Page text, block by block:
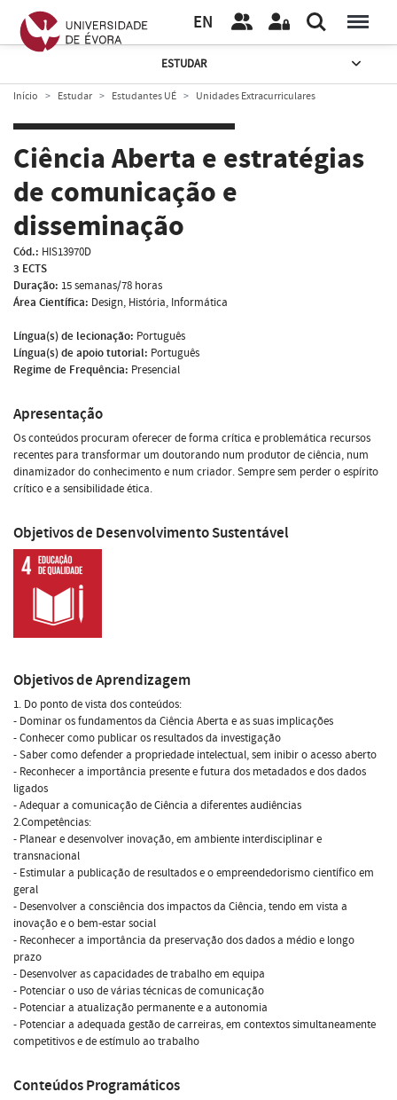
EN
ESTUDAR
Início Estudar Estudantes UÉ Unidades Extracurriculares
Ciência Aberta e estratégias
de comunicação e
disseminação
Cód.: HIS13970D
3 ECTS
Duração: 15 semanas/78 horas
Área Científica: Design, História, Informática
Língua(s) de lecionação: Português
Língua(s) de apoio tutorial: Português
Regime de Frequência: Presencial
Apresentação
Os conteúdos procuram oferecer de forma crítica e problemática recursos
recentes para transformar um doutorando num produtor de ciência, num
dinamizador do conhecimento e num criador. Sempre sem perder o espírito
crítico e a sensibilidade ética.
Objetivos de Desenvolvimento Sustentável
Objetivos de Aprendizagem
1. Do ponto de vista dos conteúdos:
- Dominar os fundamentos da Ciência Aberta e as suas implicações
- Conhecer como publicar os resultados da investigação
- Saber como defender a propriedade intelectual, sem inibir o acesso aberto
- Reconhecer a importância presente e futura dos metadados e dos dados
ligados
- Adequar a comunicação de Ciência a diferentes audiências
2.Competências:
- Planear e desenvolver inovação, em ambiente interdisciplinar e
transnacional
- Estimular a publicação de resultados e o empreendedorismo científico em
geral
- Desenvolver a consciência dos impactos da Ciência, tendo em vista a
inovação e o bem-estar social
- Reconhecer a importância da preservação dos dados a médio e longo
prazo
- Desenvolver as capacidades de trabalho em equipa
- Potenciar o uso de várias técnicas de comunicação
- Potenciar a atualização permanente e a autonomia
- Potenciar a adequada gestão de carreiras, em contextos simultaneamente
competitivos e de estímulo ao trabalho
Conteúdos Programáticos